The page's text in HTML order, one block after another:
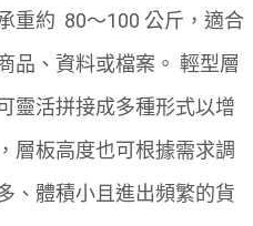
重約 80～100 公斤，適合
品、資料或檔案。 輕型層
靈活拼接成多種形式以增
層板高度也可根據需求調
、體積小且進出頻繁的貨